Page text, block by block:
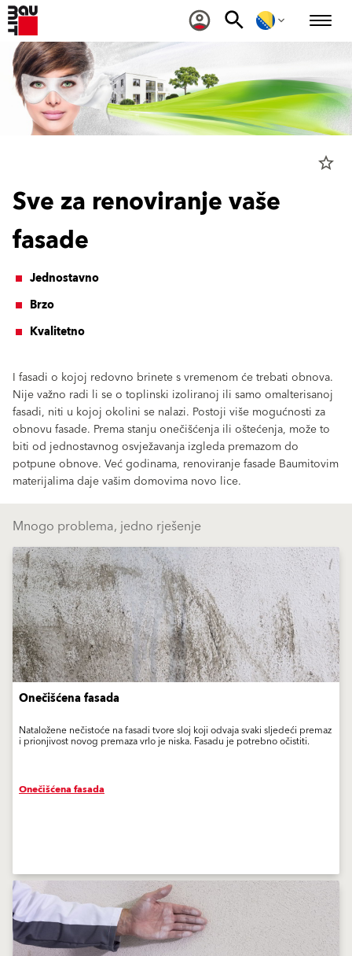
star_border
Sve za renoviranje vaše
fasade
Jednostavno
Brzo
Kvalitetno
I fasadi o kojoj redovno brinete s vremenom će trebati obnova.
Nije važno radi li se o toplinski izoliranoj ili samo omalterisanoj
fasadi, niti u kojoj okolini se nalazi. Postoji više mogućnosti za
obnovu fasade. Prema stanju onečišćenja ili oštećenja, može to
biti od jednostavnog osvježavanja izgleda premazom do
potpune obnove. Već godinama, renoviranje fasade Baumitovim
materijalima daje vašim domovima novo lice.
Mnogo problema, jedno rješenje
Onečišćena fasada
Nataložene nečistoće na fasadi tvore sloj koji odvaja svaki sljedeći premaz
i prionjivost novog premaza vrlo je niska. Fasadu je potrebno očistiti.
Onečišćena fasada